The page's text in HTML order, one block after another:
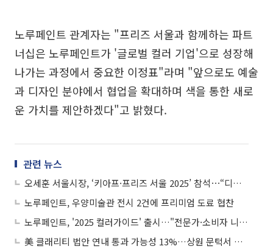
노루페인트 관계자는 "프리즈 서울과 함께하는 파트
너십은 노루페인트가 '글로벌 컬러 기업'으로 성장해
나가는 과정에서 중요한 이정표"라며 "앞으로도 예술
과 디자인 분야에서 협업을 확대하며 색을 통한 새로
운 가치를 제안하겠다"고 밝혔다.
관련 뉴스
오세훈 서울시장, ‘키아프·프리즈 서울 2025’ 참석⋯“디자인 서울 노력의 산물”
노루페인트, 우양미술관 전시 2건에 프리미엄 도료 협찬
노루페인트, '2025 컬러가이드' 출시…"전문가·소비자 니즈 반영"
美 클래리티 법안 연내 통과 가능성 13%…상원 문턱서 제동